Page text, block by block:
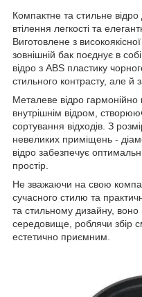
Компактне та стильне
втілення легкості та
Виготовлене з
зовнішній бак поєднує в
відро з ABS пластику
стильного контрасту, але й
Металеве відро гармонійно
внутрішнім відром,
сортування відходів. З
невеликих приміщень -
відро забезпечує
простір.
Не зважаючи на свою
сучасного стилю та
та стильному дизайну, воно
середовище, роблячи збір
естетично приємним.